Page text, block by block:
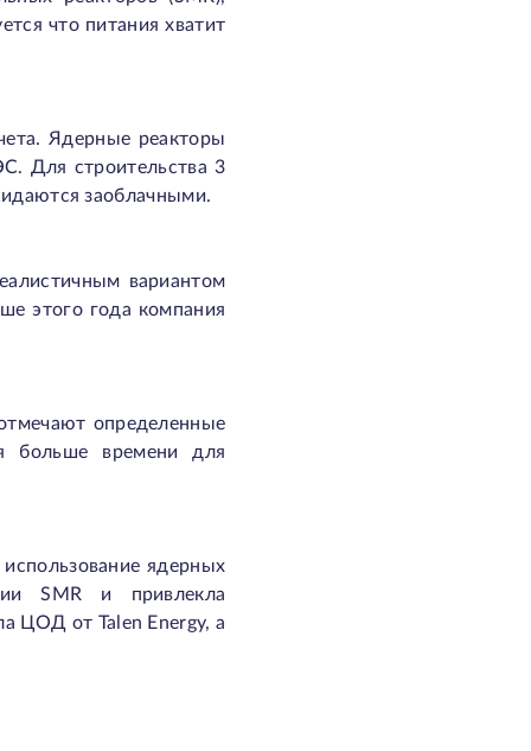
что питания хватит
Ядерные реакторы
Для строительства 3
заоблачными.
вариантом
этого года компания
определенные
больше времени для
ядерных
SMR и привлекла
ЦОД от Talen Energy, а